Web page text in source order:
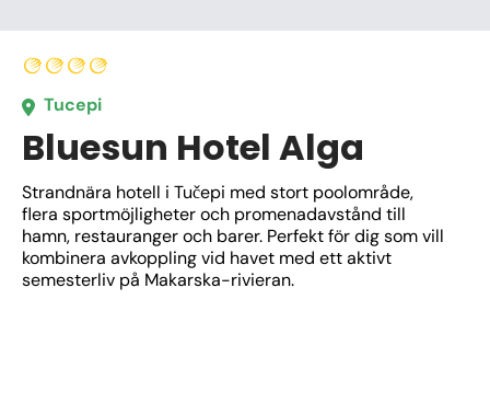
Tucepi
Bluesun Hotel Alga
Strandnära hotell i Tučepi med stort poolområde,
flera sportmöjligheter och promenadavstånd till
hamn, restauranger och barer. Perfekt för dig som vill
kombinera avkoppling vid havet med ett aktivt
semesterliv på Makarska-rivieran.